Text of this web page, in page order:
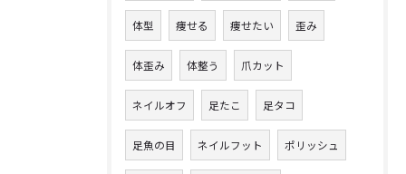
体型 痩せる 痩せたい 歪み
体歪み 体整う 爪カット
ネイルオフ 足たこ 足タコ
足魚の目 ネイルフット ポリッシュ